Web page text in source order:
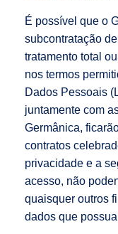
É possível que o
subcontratação
tratamento total
nos termos
Dados Pessoais
juntamente com
Germânica,
contratos
privacidade e a
acesso, não
quaisquer outros
dados que